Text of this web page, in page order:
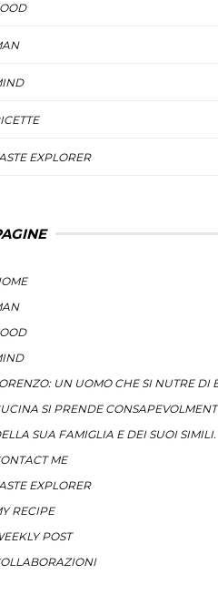
EXPLORER
UN UOMO CHE SI NUTRE DI
SI PRENDE
SUA FAMIGLIA E DEI SUOI SIMILI.
ME
EXPLORER
RECIPE
POST